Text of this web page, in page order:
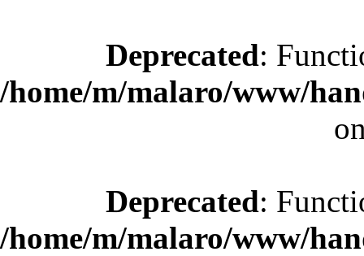
Deprecated:
/home/m/malaro/www/
Deprecated:
/home/m/malaro/www/